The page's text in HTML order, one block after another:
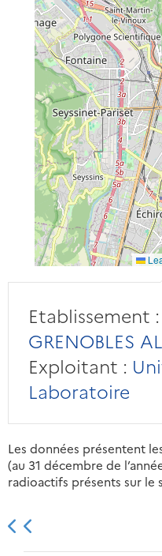
Etablissement :
GRENOBLES
Exploitant :
Laboratoire
Les données présentent
(au 31 décembre de
radioactifs présents sur le